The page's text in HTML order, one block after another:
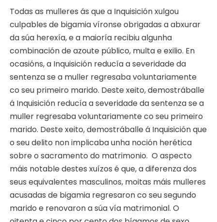
Todas as mulleres ás que a Inquisición xulgou
culpables de bigamia víronse obrigadas a abxurar
da súa herexía, e a maioría recibiu algunha
combinación de azoute público, multa e exilio. En
ocasións, a Inquisición reducía a severidade da
sentenza se a muller regresaba voluntariamente
co seu primeiro marido. Deste xeito, demostráballe
á Inquisición reducía a severidade da sentenza se a
muller regresaba voluntariamente co seu primeiro
marido. Deste xeito, demostráballe á Inquisición que
o seu delito non implicaba unha noción herética
sobre o sacramento do matrimonio. O aspecto
máis notable destes xuízos é que, a diferenza dos
seus equivalentes masculinos, moitas máis mulleres
acusadas de bigamia regresaron co seu segundo
marido e renovaron a súa vía matrimonial. O